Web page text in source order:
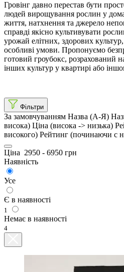
Гровінг давно перестав бути
людей вирощування рослин у
життя, натхнення та джерело
справді якісно культивувати
урожай елітних, здорових
особливі умови. Пропонуємо
готовий гроубокс, розрахований
інших культур у квартирі або
Фільтри
За замовчуванням Назва (А-Я)
висока) Ціна (висока -> низька)
високого) Рейтинг (починаючи с
Ціна 2950 - 6950 грн
Наявність
Усе
Є в наявності
1
Немає в наявності
4